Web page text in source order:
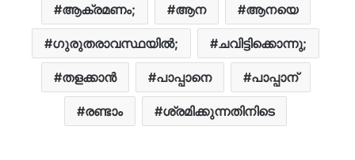
ആക്രമണം; ആന ആനയെ
ഗുരുതരാവസ്ഥയിൽ; ചവിട്ടിക്കൊന്നു;
തളക്കാന്‍ പാപ്പാനെ പാപ്പാന്
രണ്ടാം ശ്രമിക്കുന്നതിനിടെ